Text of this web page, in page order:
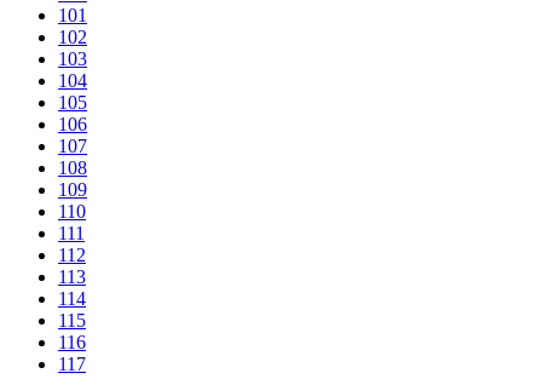
101
102
103
104
105
106
107
108
109
110
111
112
113
114
115
116
117